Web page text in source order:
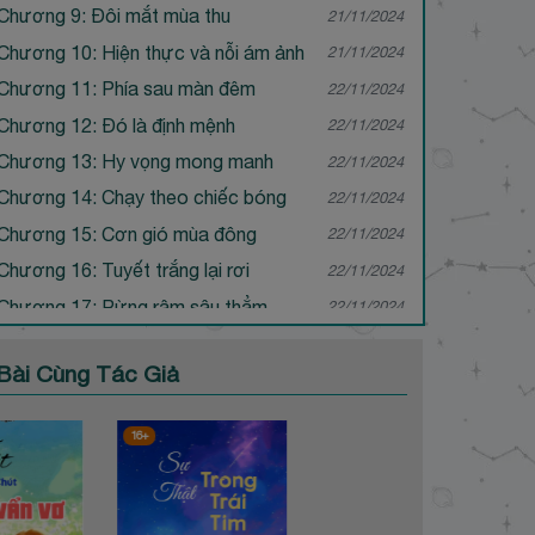
9: Đôi mắt mùa thu 21/11/2024
10: Hiện thực và nỗi ám ảnh 21/11/2024
11: Phía sau màn đêm 22/11/2024
12: Đó là định mệnh 22/11/2024
13: Hy vọng mong manh 22/11/2024
14: Chạy theo chiếc bóng 22/11/2024
15: Cơn gió mùa đông 22/11/2024
16: Tuyết trắng lại rơi 22/11/2024
17: Rừng rậm sâu thẳm 22/11/2024
19: Hiện thực trái ngang
Chương 20: Kiếm vương máu đào
Chương 21: Bên bờ vực thẳm
22: Huyết nguyệt biên thành
23: Ác mộng tử thần
Cùng Tác Giả
16+